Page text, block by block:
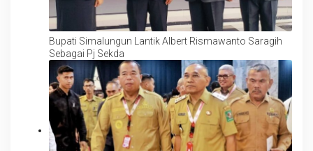
Bupati Simalungun Lantik Albert Rismawanto Saragih
Sebagai Pj Sekda